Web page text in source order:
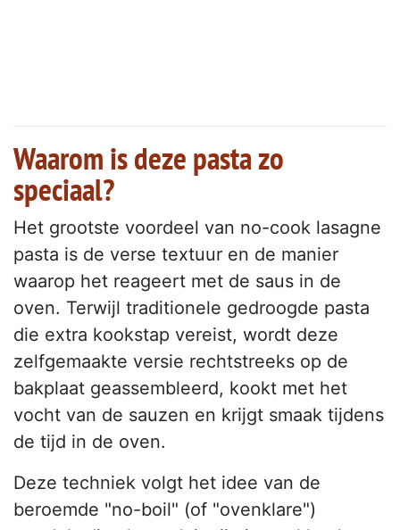
Waarom is deze pasta zo
speciaal?
Het grootste voordeel van no-cook lasagne
pasta is de verse textuur en de manier
waarop het reageert met de saus in de
oven. Terwijl traditionele gedroogde pasta
die extra kookstap vereist, wordt deze
zelfgemaakte versie rechtstreeks op de
bakplaat geassembleerd, kookt met het
vocht van de sauzen en krijgt smaak tijdens
de tijd in de oven.
Deze techniek volgt het idee van de
beroemde "no-boil" (of "ovenklare")